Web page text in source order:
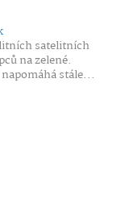
satelitních
na zelené.
stále...